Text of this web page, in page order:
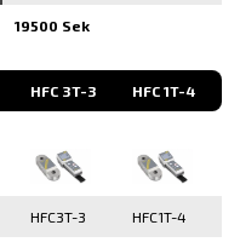
19500 Sek
HFC 3T-3 HFC 1T-4
HFC3T-3 HFC1T-4